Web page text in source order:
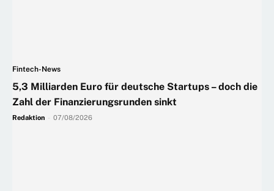
Fintech-News
5,3 Milliarden Euro für deutsche Startups – doch die
Zahl der Finanzierungsrunden sinkt
Redaktion 07/08/2026